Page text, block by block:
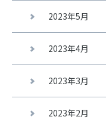
2023年5月
2023年4月
2023年3月
2023年2月